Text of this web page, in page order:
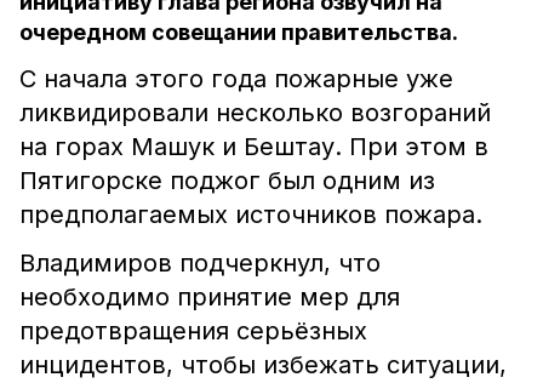
очередном совещании правительства.
С начала этого года пожарные уже
ликвидировали несколько возгораний
на горах Машук и Бештау. При этом в
Пятигорске поджог был одним из
предполагаемых источников пожара.
Владимиров подчеркнул, что
необходимо принятие мер для
предотвращения серьёзных
инцидентов, чтобы избежать ситуации,